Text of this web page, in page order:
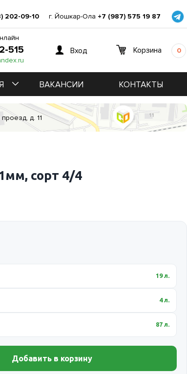
202-09-10 г. Йошкар-Ола +7 (987) 575 19 87
515 Вход Корзина 0
ВАКАНСИИ КОНТАКТЫ
д. 11
сорт 4/4
19 л.
4 л.
87 л.
Добавить в корзину